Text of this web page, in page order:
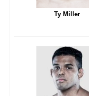
Ty Miller